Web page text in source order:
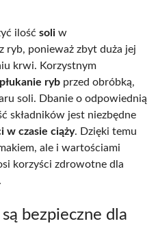
ilość soli w
ryb, ponieważ zbyt duża jej
krwi. Korzystnym
ryb przed obróbką,
soli. Dbanie o odpowiednią
składników jest niezbędne
w czasie ciąży. Dzięki temu
ale i wartościami
korzyści zdrowotne dla
bezpieczne dla